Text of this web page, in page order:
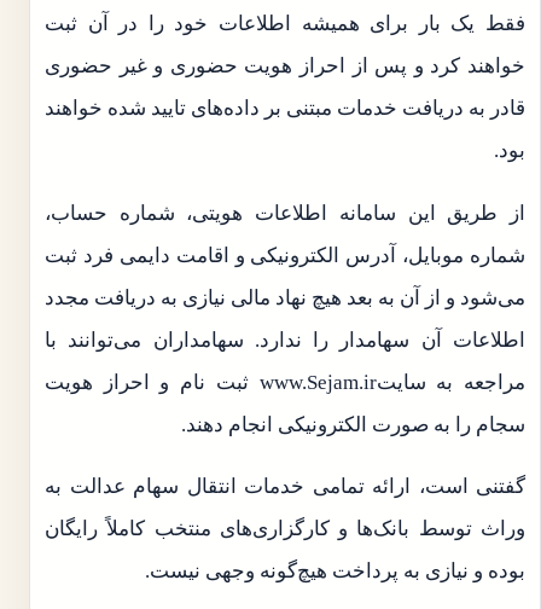
فقط یک بار برای همیشه اطلاعات خود را در آن ثبت
خواهند کرد و پس از احراز هویت حضوری و غیر حضوری
قادر به دریافت خدمات مبتنی بر داده‌های تایید شده خواهند
بود.
از طریق این سامانه اطلاعات هویتی، شماره حساب،
شماره موبایل، آدرس الکترونیکی و اقامت دایمی فرد ثبت
می‌شود و از آن به بعد هیچ نهاد مالی نیازی به دریافت مجدد
اطلاعات آن سهامدار را ندارد. سهامداران می‌توانند با
مراجعه به سایتwww.Sejam.ir ثبت نام و احراز هویت
سجام را به صورت الکترونیکی انجام دهند.
گفتنی است، ارائه تمامی خدمات انتقال سهام عدالت به
وراث توسط بانک‌ها و کارگزاری‌های منتخب کاملاً رایگان
بوده و نیازی به پرداخت هیچ‌گونه وجهی نیست.